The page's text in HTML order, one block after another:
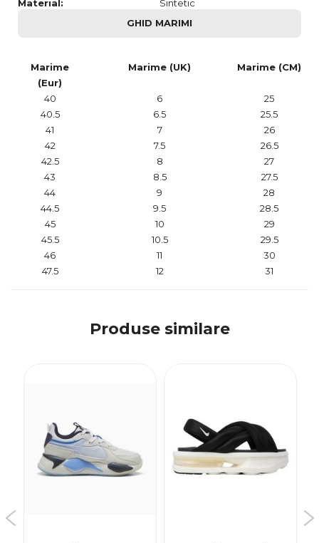
Material:
Sintetic
GHID MARIMI
Marime
(Eur)
Marime (UK) Marime (CM)
40 6
25
40.5
6.5
25.5
41
7
26
42
7.5
26.5
42.5
8
27
43
8.5
27.5
44
9
28
44.5
9.5
28.5
45
10
29
45.5
10.5
29.5
46
11
30
47.5
12 31
Produse similare